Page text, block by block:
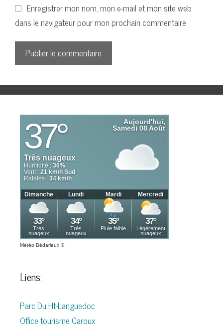
Enregistrer mon nom, mon e-mail et mon site web
dans le navigateur pour mon prochain commentaire.
Météo Bédarieux ©
Liens:
Parc Du Ht-Languedoc
Office tourisme Caroux